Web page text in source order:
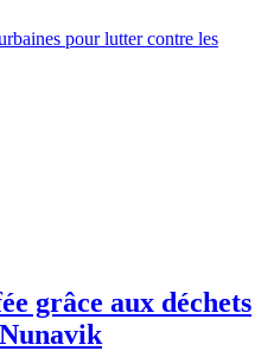
pour lutter contre les
grâce aux déchets